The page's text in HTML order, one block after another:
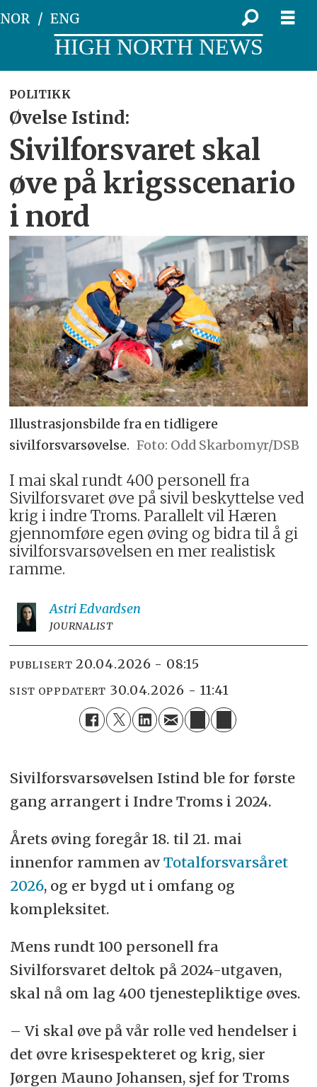
NOR ENG
HIGH NORTH NEWS
POLITIKK
Øvelse Istind:
Sivilforsvaret skal
øve på krigsscenario
i nord
Illustrasjonsbilde fra en tidligere
sivilforsvarsøvelse.
Odd Skarbomyr/DSB
I mai skal rundt 400 personell fra
Sivilforsvaret øve på sivil beskyttelse ved
krig i indre Troms. Parallelt vil Hæren
gjennomføre egen øving og bidra til å gi
sivilforsvarsøvelsen en mer realistisk
ramme.
AstriEdvardsen
JOURNALIST
PUBLISERT 20.04.2026 - 08:15
SIST OPPDATERT 30.04.2026 - 11:41
Sivilforsvarsøvelsen Istind ble for første
gang arrangert i Indre Troms i 2024.
Årets øving foregår 18. til 21. mai
innenfor rammen av Totalforsvarsåret
2026, og er bygd ut i omfang og
kompleksitet.
Mens rundt 100 personell fra
Sivilforsvaret deltok på 2024-utgaven,
skal nå om lag 400 tjenestepliktige øves.
– Vi skal øve på vår rolle ved hendelser i
det øvre krisespekteret og krig, sier
Jørgen Mauno Johansen, sjef for Troms